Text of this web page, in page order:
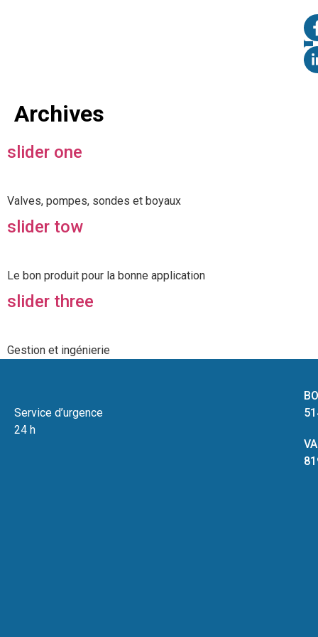
Archives
slider one
Valves, pompes, sondes et boyaux
slider tow
Le bon produit pour la bonne application
slider three
Gestion et ingénierie
Service d’urgence
24 h